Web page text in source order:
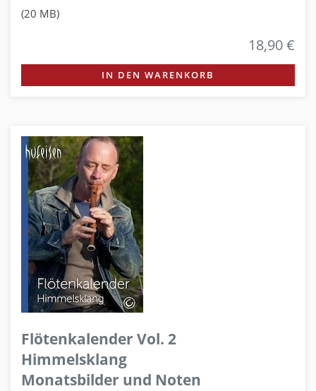
(20 MB)
18,90 €
IN DEN WARENKORB
Flötenkalender Vol. 2
Himmelsklang
Monatsbilder und Noten